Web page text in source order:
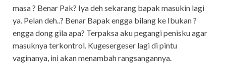
masa ? Benar Pak? Iya deh sekarang bapak masukin lagi
ya. Pelan deh..? Benar Bapak engga bilang ke Ibukan ?
engga dong gila apa? Terpaksa aku pegangi penisku agar
masuknya terkontrol. Kugesergeser lagi di pintu
vaginanya, ini akan menambah rangsangannya.